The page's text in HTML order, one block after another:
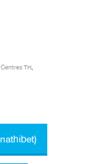
Centres TH,